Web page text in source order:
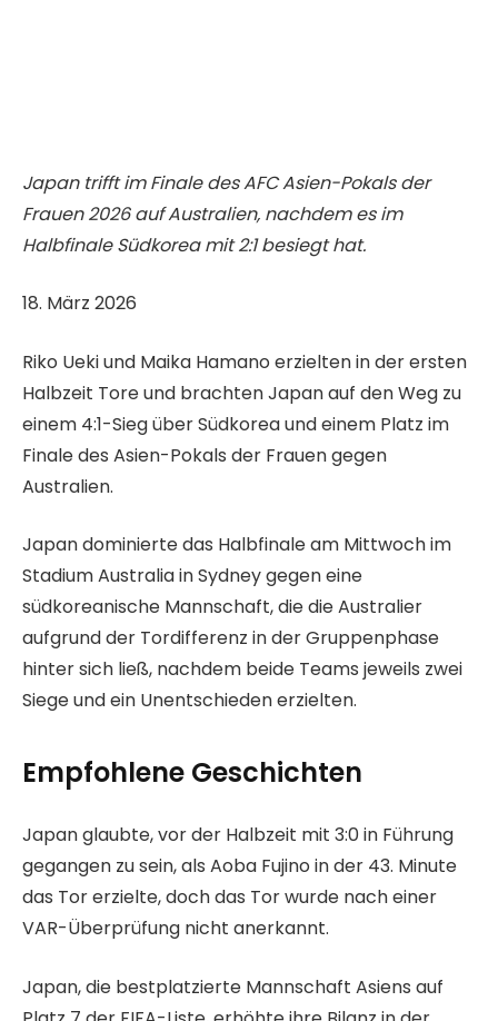
Japan trifft im Finale des AFC Asien-Pokals der
Frauen 2026 auf Australien, nachdem es im
Halbfinale Südkorea mit 2:1 besiegt hat.
V
r
ö
f
f
e
t
l
i
c
h
t
m
8
.
M
ä
z
18. März 2026
Riko Ueki und Maika Hamano erzielten in der ersten
Halbzeit Tore und brachten Japan auf den Weg zu
einem 4:1-Sieg über Südkorea und einem Platz im
Finale des Asien-Pokals der Frauen gegen
Australien.
Japan dominierte das Halbfinale am Mittwoch im
Stadium Australia in Sydney gegen eine
südkoreanische Mannschaft, die die Australier
aufgrund der Tordifferenz in der Gruppenphase
hinter sich ließ, nachdem beide Teams jeweils zwei
Siege und ein Unentschieden erzielten.
Empfohlene Geschichten
L
i
s
t
m
i
E
n
d
e
e
r
Japan glaubte, vor der Halbzeit mit 3:0 in Führung
gegangen zu sein, als Aoba Fujino in der 43. Minute
das Tor erzielte, doch das Tor wurde nach einer
VAR-Überprüfung nicht anerkannt.
Japan, die bestplatzierte Mannschaft Asiens auf